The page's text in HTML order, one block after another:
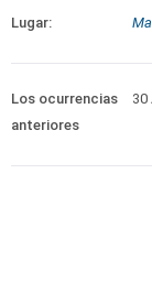
Lugar:
Los ocurrencias
anteriores
30